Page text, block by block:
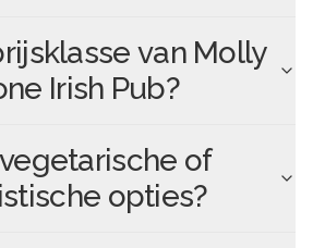
van Molly
Irish Pub?
of
opties?